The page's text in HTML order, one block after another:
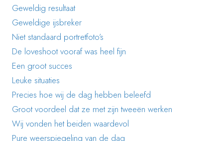
Geweldig resultaat
Geweldige ijsbreker
Niet standaard portretfoto’s
De loveshoot vooraf was heel fijn
Een groot succes
Leuke situaties
Precies hoe wij de dag hebben beleefd
Groot voordeel dat ze met zijn tweeën werken
Wij vonden het beiden waardevol
Pure weerspiegeling van de dag